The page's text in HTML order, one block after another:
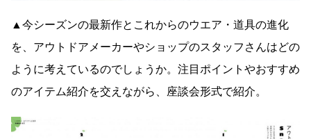
▲今シーズンの最新作とこれからのウエア・道具の進化
を、アウトドアメーカーやショップのスタッフさんはどの
ように考えているのでしょうか。注目ポイントやおすすめ
のアイテム紹介を交えながら、座談会形式で紹介。